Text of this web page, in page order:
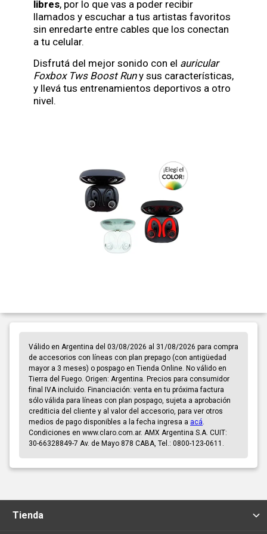
libres, por lo que vas a poder recibir
llamados y escuchar a tus artistas favoritos
sin enredarte entre cables que los conectan
a tu celular.
Disfrutá del mejor sonido con el auricular
Foxbox Tws Boost Runy sus características,
y llevá tus entrenamientos deportivos a otro
nivel.
Válido en Argentina del 03/08/2026 al 31/08/2026 para compra
de accesorios con líneas con plan prepago (con antigüedad
mayor a 3 meses) o pospago en Tienda Online. No válido en
Tierra del Fuego. Origen: Argentina. Precios para consumidor
final IVA incluido. Financiación: venta en tu próxima factura
sólo válida para líneas con plan pospago, sujeta a aprobación
crediticia del cliente y al valor del accesorio, para ver otros
medios de pago disponibles a la fecha ingresa a acá
Condiciones en www.claro.com.ar. AMX Argentina S.A. CUIT:
30-66328849-7 Av. de Mayo 878 CABA, Tel.: 0800-123-0611.
Tienda